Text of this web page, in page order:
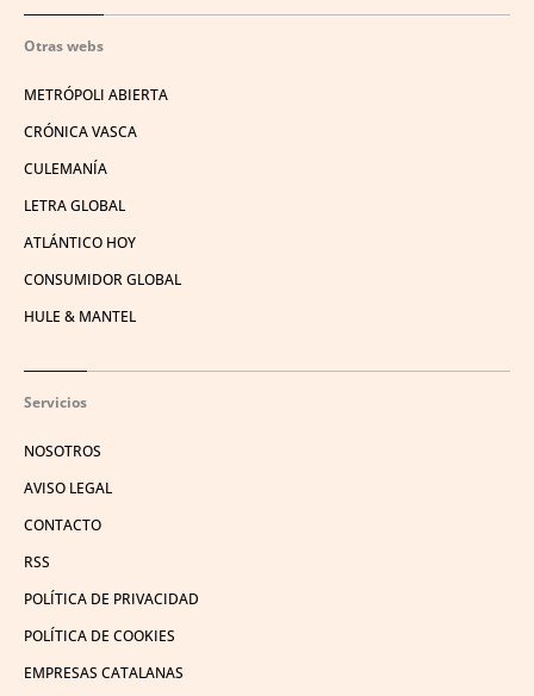
Otras webs
METRÓPOLI ABIERTA
CRÓNICA VASCA
CULEMANÍA
LETRA GLOBAL
ATLÁNTICO HOY
CONSUMIDOR GLOBAL
HULE & MANTEL
Servicios
NOSOTROS
AVISO LEGAL
CONTACTO
RSS
POLÍTICA DE PRIVACIDAD
POLÍTICA DE COOKIES
EMPRESAS CATALANAS